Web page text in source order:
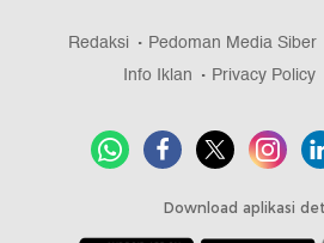
Redaksi Pedoman Media Siber
Info Iklan
Privacy Policy
Download aplikasi